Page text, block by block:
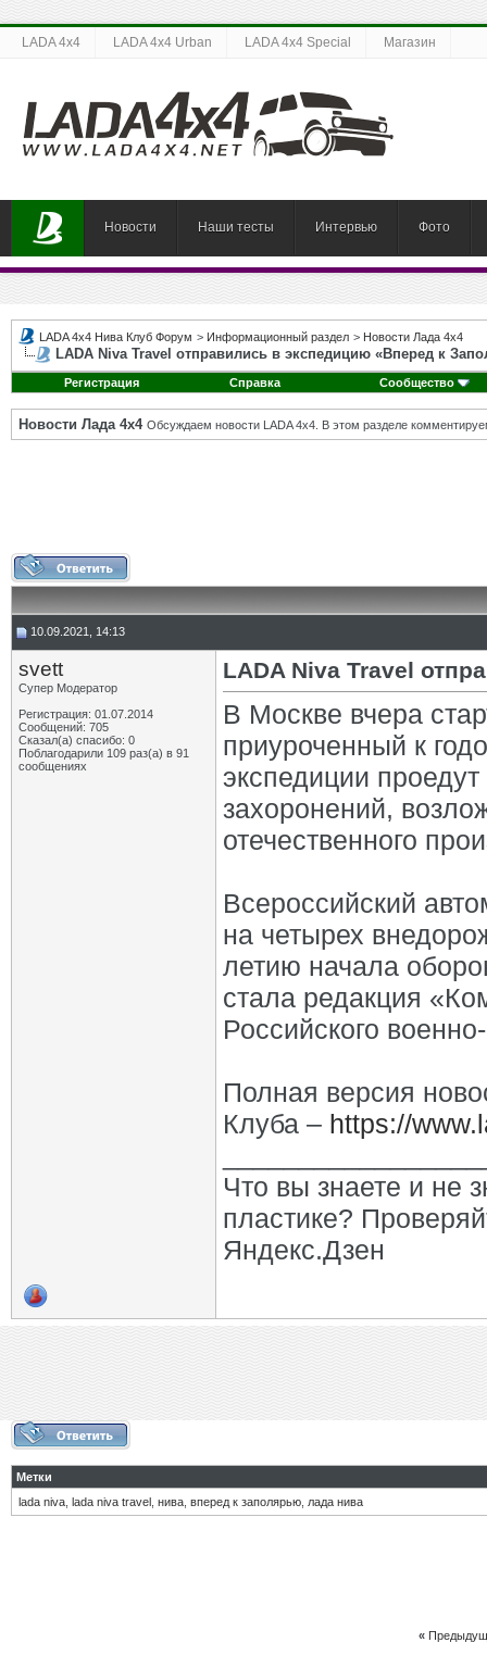
LADA 4x4 LADA 4x4 Urban LADA 4x4 Special Магазин
Новости Наши тесты Интервью Фото
LADA 4x4 Нива Клуб Форум > Информационный раздел > Новости Лада 4х4
LADA Niva Travel отправились в экспедицию «Вперед к
Регистрация Справка Сообщество
Новости Лада 4х4 Обсуждаем новости LADA 4x4. В этом разделе
10.09.2021, 14:13
svett
Супер Модератор
Регистрация: 01.07.2014
Сообщений: 705
Сказал(а) спасибо: 0
Поблагодарили 109 раз(а) в 91
сообщениях
LADA Niva Travel
В Москве вчера
приуроченный к
экспедиции
захоронений,
отечественного
Всероссийский
на четырех
летию начала
стала редакция
Российского
Полная версия
Клуба – https://
Что вы знаете и не
пластике?
Яндекс.Дзен
Метки
lada niva lada niva travel нива вперед к заполярью лада нива
«